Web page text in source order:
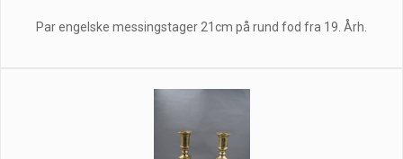
Par engelske messingstager 21cm på rund fod fra 19. Årh.